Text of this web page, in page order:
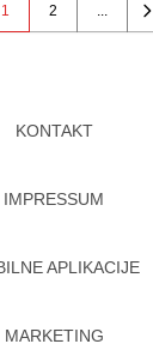
1 2
KONTAKT
IMPRESSUM
APLIKACIJE
MARKETING